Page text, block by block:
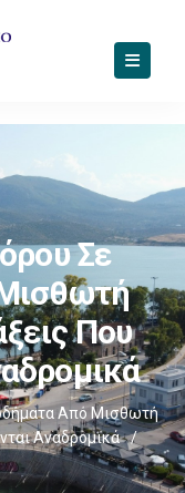
Σε
Που
Από Μισθωτή
Αναδρομικά
/